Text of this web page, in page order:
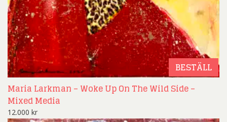
BESTÄLL
Maria Larkman – Woke Up On The Wild Side –
Mixed Media
12.000 kr